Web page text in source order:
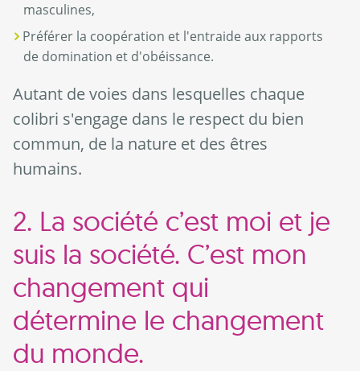
masculines,
Préférer la coopération et l'entraide aux rapports
de domination et d'obéissance.
Autant de voies dans lesquelles chaque
colibri s'engage dans le respect du bien
commun, de la nature et des êtres
humains.
2. La société c’est moi et je
suis la société. C’est mon
changement qui
détermine le changement
du monde.